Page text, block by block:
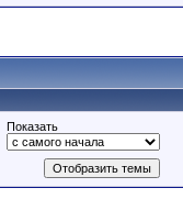
Показать